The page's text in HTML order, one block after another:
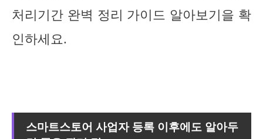
처리기간 완벽 정리 가이드 알아보기을 확
인하세요.
스마트스토어 사업자 등록 이후에도 알아두